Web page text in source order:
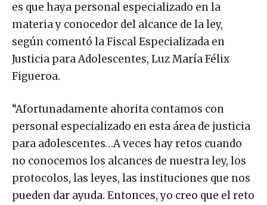
es que haya personal especializado en la
materia y conocedor del alcance de la ley,
según comentó la Fiscal Especializada en
Justicia para Adolescentes, Luz María Félix
Figueroa.
“Afortunadamente ahorita contamos con
personal especializado en esta área de justicia
para adolescentes…A veces hay retos cuando
no conocemos los alcances de nuestra ley, los
protocolos, las leyes, las instituciones que nos
pueden dar ayuda. Entonces, yo creo que el reto